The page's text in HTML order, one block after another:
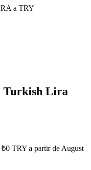
a TRY
Turkish Lira
TRY a partir de August